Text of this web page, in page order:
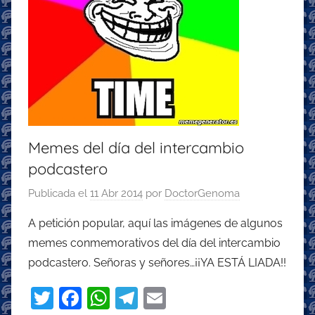
Memes del día del intercambio
podcastero
Publicada el 11 Abr 2014 por DoctorGenoma
A petición popular, aquí las imágenes de algunos
memes conmemorativos del día del intercambio
podcastero. Señoras y señores…¡¡YA ESTÁ LIADA!!
T
F
W T